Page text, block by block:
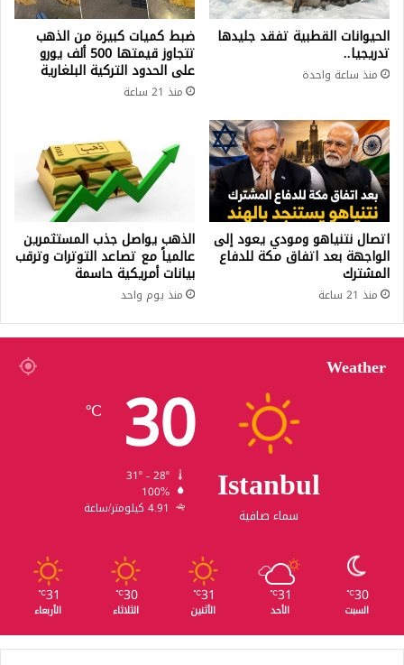
الحيوانات القطبية تفقد جليدها
تدريجيا..
منذ ساعة واحدة
ضبط كميات كبيرة من الذهب
تتجاوز قيمتها 500 ألف يورو
على الحدود التركية البلغارية
منذ 21 ساعة
اتصال نتنياهو ومودي يعود إلى
الواجهة بعد اتفاق مكة للدفاع
المشترك
منذ 21 ساعة
الذهب يواصل جذب المستثمرين
عالمياً مع تصاعد التوترات وترقب
بيانات أمريكية حاسمة
منذ يوم واحد
Weather
Istanbul
سماء صافية
30
℃
100%
4.91 كيلومتر/ساعة
30
℃
السبت
31
℃
الأحد
31
℃
الأثنين
30
℃
الثلاثاء
31
℃
الأربعاء